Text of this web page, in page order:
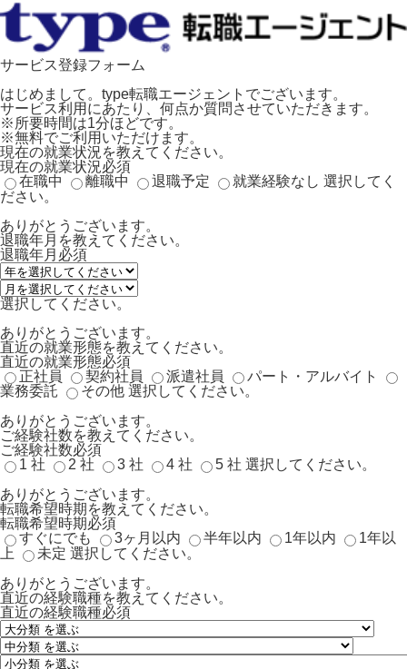
サービス登録フォーム
はじめまして。type転職エージェントでございます。
サービス利用にあたり、何点か質問させていただきます。
※所要時間は1分ほどです。
※無料でご利用いただけます。
現在の就業状況を教えてください。
現在の就業状況必須
在職中
離職中 退職予定 就業経験なし 選択してく
ださい。
ありがとうございます。
退職年月を教えてください。
退職年月 必須
選択してください。
ありがとうございます。
直近の就業形態を教えてください。
直近の就業形態必須
正社員
契約社員 派遣社員
パート・アルバイト
業務委託
その他 選択してください。
ありがとうございます。
ご経験社数を教えてください。
ご経験社数必須
1 社
2 社 3 社 4 社 5 社 選択してください。
ありがとうございます。
転職希望時期を教えてください。
転職希望時期必須
すぐにでも
3ヶ月以内 半年以内 1年以内
1年以
上
未定 選択してください。
ありがとうございます。
直近の経験職種を教えてください。
直近の経験職種必須